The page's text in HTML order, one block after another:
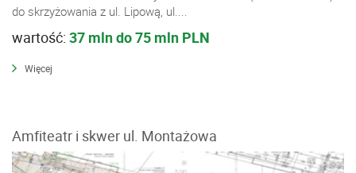
do skrzyżowania z ul. Lipową, ul....
wartość: 37 mln do 75 mln PLN
Więcej
Amfiteatr i skwer ul. Montażowa